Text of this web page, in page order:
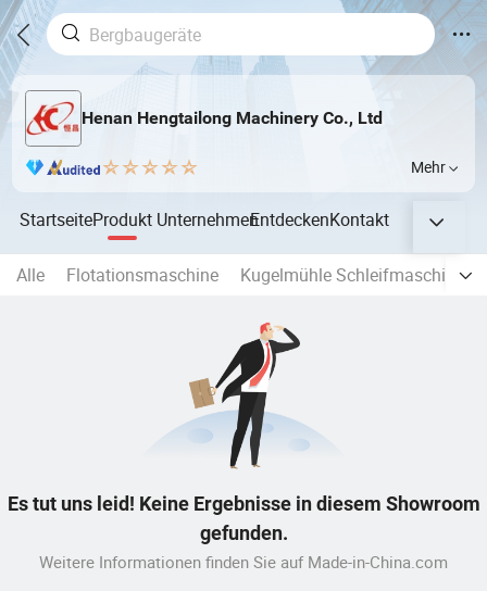
Henan Hengtailong Machinery Co., Ltd
Mehr
StartseiteProdukt UnternehmenEntdeckenKontakt
Alle Flotationsmaschine Kugelmühle Schleifmaschinen
Es tut uns leid! Keine Ergebnisse in diesem Showroom
gefunden.
Weitere Informationen finden Sie auf Made-in-China.com